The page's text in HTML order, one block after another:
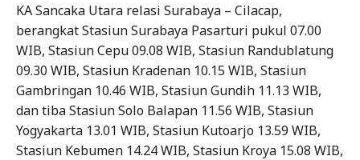
KA Sancaka Utara relasi Surabaya – Cilacap,
berangkat Stasiun Surabaya Pasarturi pukul 07.00
WIB, Stasiun Cepu 09.08 WIB, Stasiun Randublatung
09.30 WIB, Stasiun Kradenan 10.15 WIB, Stasiun
Gambringan 10.46 WIB, Stasiun Gundih 11.13 WIB,
dan tiba Stasiun Solo Balapan 11.56 WIB, Stasiun
Yogyakarta 13.01 WIB, Stasiun Kutoarjo 13.59 WIB,
Stasiun Kebumen 14.24 WIB, Stasiun Kroya 15.08 WIB,